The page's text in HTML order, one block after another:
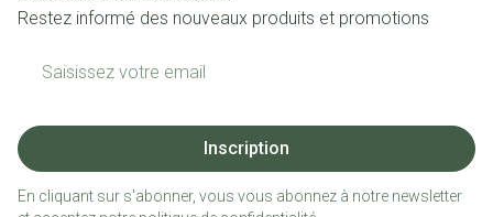
Restez informé des nouveaux produits et promotions
Inscription
En cliquant sur s'abonner, vous vous abonnez à notre newsletter